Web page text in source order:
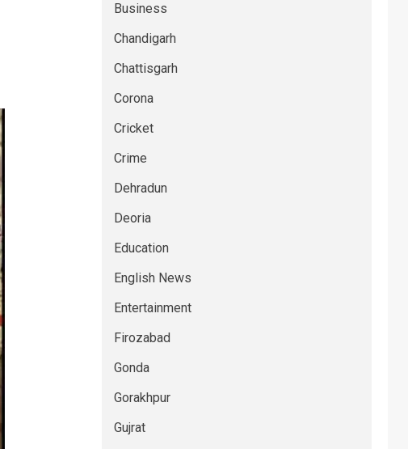
Business
Chandigarh
Chattisgarh
Corona
Cricket
Crime
Dehradun
Deoria
Education
English News
Entertainment
Firozabad
Gonda
Gorakhpur
Gujrat